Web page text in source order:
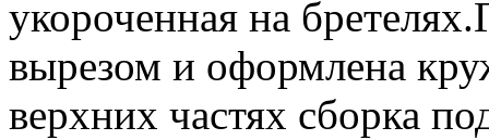
укороченная на
вырезом и оформлена
верхних частях сборка